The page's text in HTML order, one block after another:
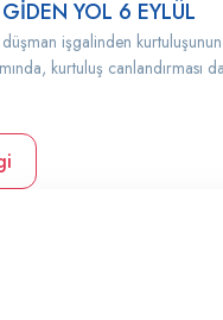
YOL 6 EYLÜL
işgalinden kurtuluşunun
kurtuluş canlandırması